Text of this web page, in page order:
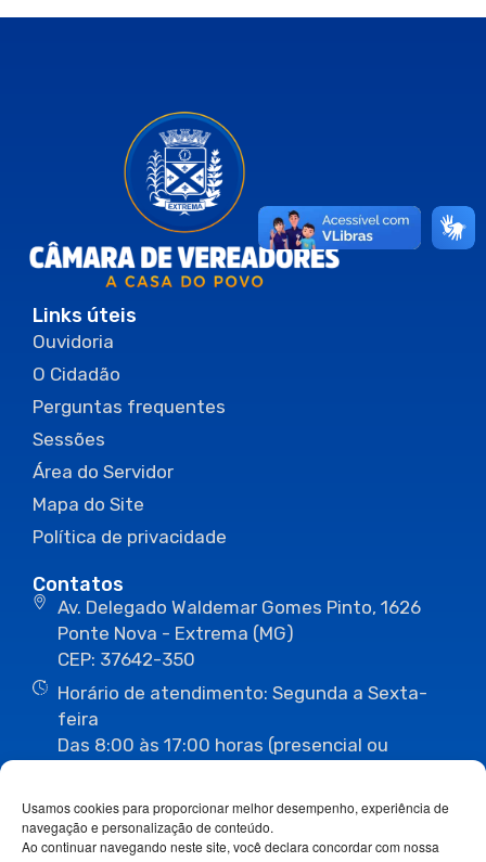
Usamos cookies para proporcionar melhor desempenho, experiência de
navegação e personalização de conteúdo.
Ao continuar navegando neste site, você declara concordar com nossa
Links úteis
Ouvidoria
O Cidadão
Perguntas frequentes
Sessões
Área do Servidor
Mapa do Site
Política de privacidade
Contatos
Av. Delegado Waldemar Gomes Pinto, 1626
Ponte Nova - Extrema (MG)
CEP: 37642-350
Horário de atendimento: Segunda a Sexta-
feira
Das 8:00 às 17:00 horas (presencial ou
(35) 3435-1112 (35) 3435-3063
ouvidoria@camaraextrema.mg.gov.br
imprensa@camaraextrema.mg.gov.br